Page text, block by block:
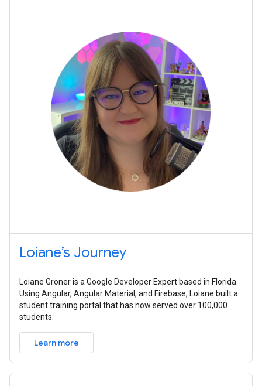
Loiane’s Journey
Loiane Groner is a Google Developer Expert based in Florida.
Using Angular, Angular Material, and Firebase, Loiane built a
student training portal that has now served over 100,000
students.
Learn more